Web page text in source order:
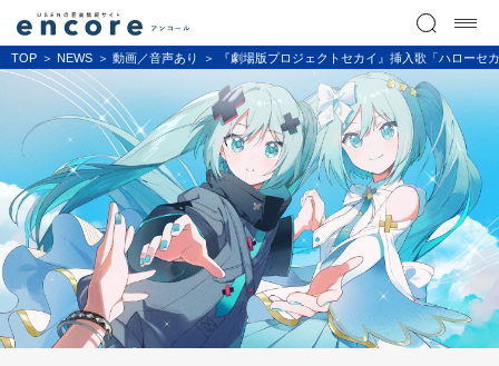
TOP NEWS 動画／音声あり 『劇場版プロジェクトセカイ』挿入歌「ハローセ